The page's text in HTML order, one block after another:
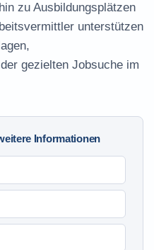
zu Ausbildungsplätzen
unterstützen
gezielten Jobsuche im
Informationen